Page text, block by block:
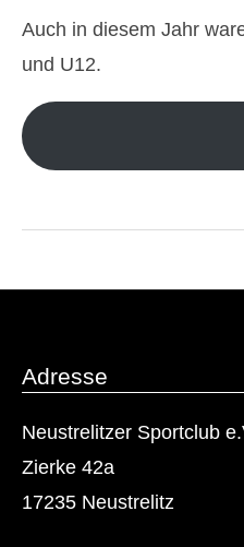
t
a
d
i
f
e
s
Auch in diesem Jahr
und U12.
Adresse
Neustrelitzer Sportclub
Zierke 42a
17235 Neustrelitz